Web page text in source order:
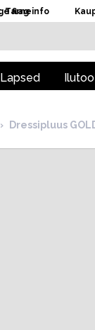
Tarneinfo
Lapsed
› Dressipluus